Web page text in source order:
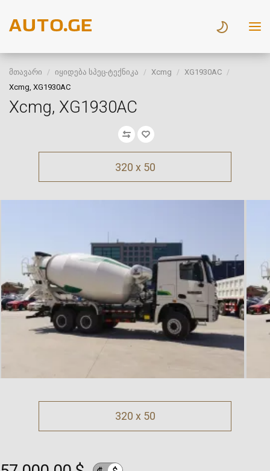
მთავარი იყიდება სპეც-ტექნიკა Xcmg
XG1930AC
Xcmg, XG1930AC
Xcmg, XG1930AC
320 x 50
320 x 50